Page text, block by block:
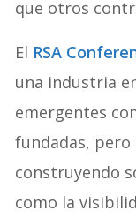
que otros
El RSA
una industria
emergentes
fundadas,
construyendo
como la